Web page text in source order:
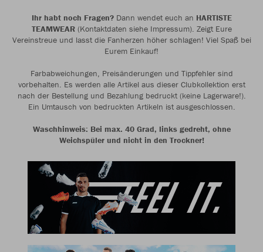
Ihr habt noch Fragen?Dann wendet euch an HARTISTE
TEAMWEAR(Kontaktdaten siehe Impressum). Zeigt Eure
Vereinstreue und lasst die Fanherzen höher schlagen! Viel Spaß bei
Eurem Einkauf!
Farbabweichungen, Preisänderungen und Tippfehler sind
vorbehalten. Es werden alle Artikel aus dieser Clubkollektion erst
nach der Bestellung und Bezahlung bedruckt (keine Lagerware!).
Ein Umtausch von bedruckten Artikeln ist ausgeschlossen.
Waschhinweis: Bei max. 40 Grad, links gedreht, ohne
Weichspüler und nicht in den Trockner!